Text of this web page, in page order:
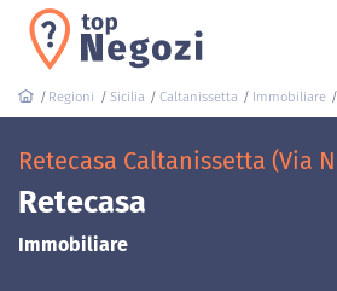
Regioni Sicilia Caltanissetta Immobiliare
Retecasa Caltanissetta (Via
Retecasa
Immobiliare